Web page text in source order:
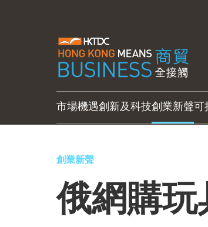
市場機遇創新及科技創業新聲可
創業新聲
俄網購玩